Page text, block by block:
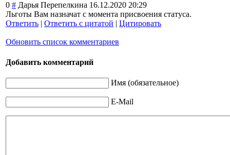
0 # Дарья Перепелкина 16.12.2020 20:29
Льготы Вам назначат с момента присвоения статуса.
Ответить | Ответить с цитатой | Цитировать
Обновить список комментариев
Добавить комментарий
Имя (обязательное)
E-Mail